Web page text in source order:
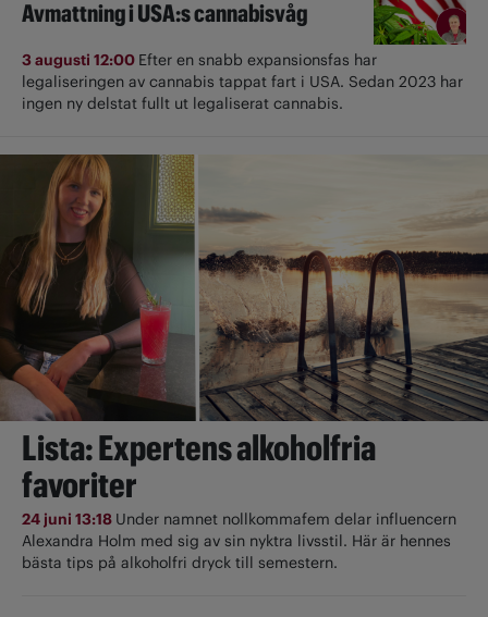
Avmattning i USA:s cannabisvåg
3 augusti 12:00 Efter en snabb expansionsfas har
legaliseringen av cannabis tappat fart i USA. Sedan 2023 har
ingen ny delstat fullt ut ­legaliserat cannabis.
Lista: Expertens alkoholfria
favoriter
24 juni 13:18 Under namnet nollkommafem delar influencern
Alexandra Holm med sig av sin nyktra livsstil. Här är hennes
bästa tips på alkoholfri dryck till semestern.